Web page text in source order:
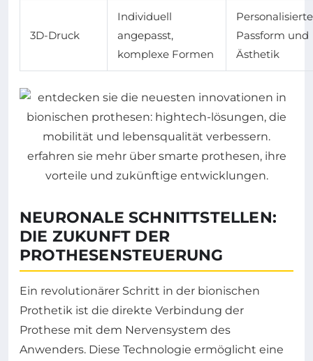
3D-Druck
Individuell
angepasst,
komplexe Formen
Personalisierte
Passform und
Ästhetik
NEURONALE SCHNITTSTELLEN:
DIE ZUKUNFT DER
PROTHESENSTEUERUNG
Ein revolutionärer Schritt in der bionischen
Prothetik ist die direkte Verbindung der
Prothese mit dem Nervensystem des
Anwenders. Diese Technologie ermöglicht eine